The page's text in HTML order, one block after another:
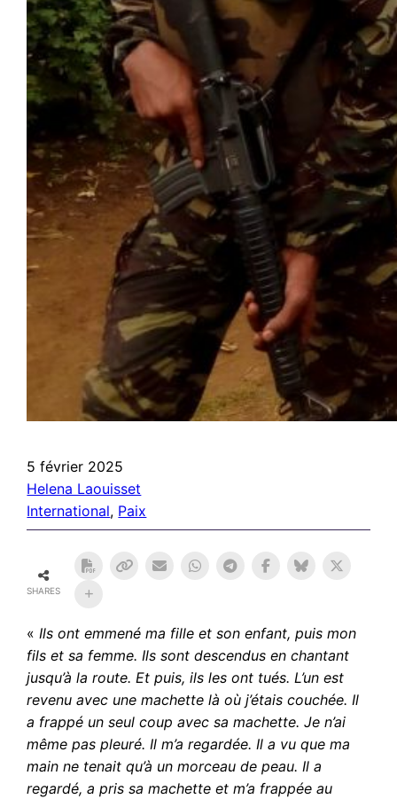
5 février 2025
Helena Laouisset
International, Paix
SHARES
«Ils ont emmené ma fille et son enfant, puis mon
fils et sa femme. Ils sont descendus en chantant
jusqu’à la route. Et puis, ils les ont tués. L’un est
revenu avec une machette là où j’étais couchée. Il
a frappé un seul coup avec sa machette. Je n’ai
même pas pleuré. Il m’a regardée. Il a vu que ma
main ne tenait qu’à un morceau de peau. Il a
regardé, a pris sa machette et m’a frappée au